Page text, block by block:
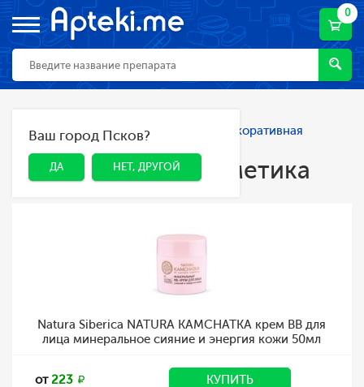
0
ДА НЕТ, ДРУГОЙ
Ваш город Псков?
ДА НЕТ, ДРУГОЙ
Главная Каталог Косметика
Декоративная
косметика
Декоративная косметика
Natura Siberica NATURA KAMCHATKA крем BB для
лица минеральное сияние и энергия кожи 50мл
от223 КУПИТЬ